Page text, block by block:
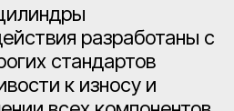
разработаны с
стандартов
к износу и